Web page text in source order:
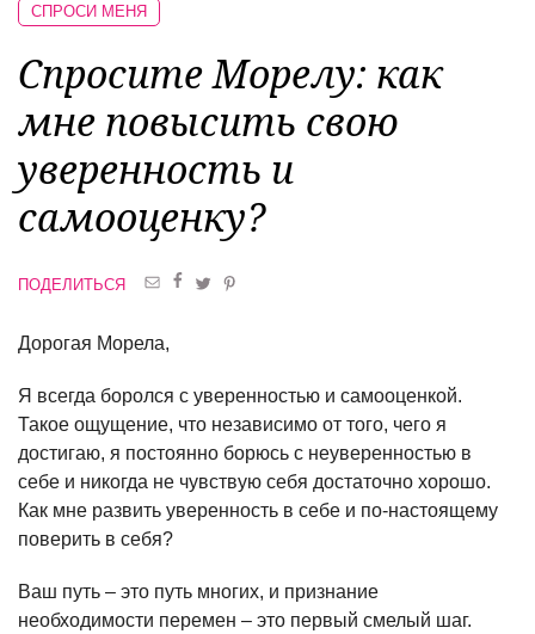
Спросите Морелу: как
мне повысить свою
уверенность и
самооценку?
СПРОСИ МЕНЯ
ПОДЕЛИТЬСЯ
Дорогая Морела,
Я всегда боролся с уверенностью и самооценкой.
Такое ощущение, что независимо от того, чего я
достигаю, я постоянно борюсь с неуверенностью в
себе и никогда не чувствую себя достаточно хорошо.
Как мне развить уверенность в себе и по-настоящему
поверить в себя?
Ваш путь – это путь многих, и признание
необходимости перемен – это первый смелый шаг.